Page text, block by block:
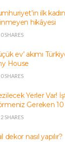
ilk
hikâyesi
0 SHARES
ev’ akımı
House
0 SHARES
Yerler Var!
Gereken 10
2 SHARES
dekor nasıl yapılır?